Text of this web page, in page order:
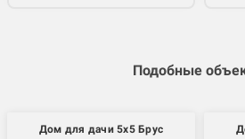
Подобные
Дом для дачи 5х5 Брус